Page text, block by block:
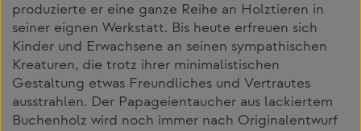
produzierte er eine ganze Reihe an Holztieren in
seiner eignen Werkstatt. Bis heute erfreuen sich
Kinder und Erwachsene an seinen sympathischen
Kreaturen, die trotz ihrer minimalistischen
Gestaltung etwas Freundliches und Vertrautes
ausstrahlen. Der Papageientaucher aus lackiertem
Buchenholz wird noch immer nach Originalentwurf